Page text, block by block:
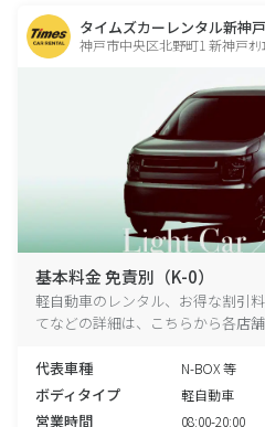
タイムズカーレンタル新神
神戸市中央区北野町1 新神戸ｵﾘ
基本料金 免責別（K-0）
軽自動車のレンタル、お得な割引
てなどの詳細は、こちらから各店
代表車種 N-BOX 等
ボディタイプ 軽自動車
営業時間 08:00-20:00